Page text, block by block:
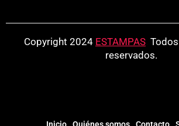
Copyright 2024 ESTAMPAS
reservados.